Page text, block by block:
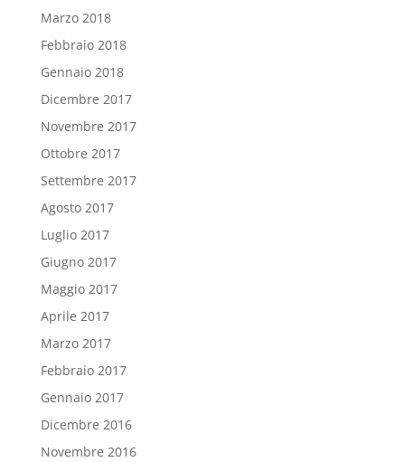
Marzo 2018
Febbraio 2018
Gennaio 2018
Dicembre 2017
Novembre 2017
Ottobre 2017
Settembre 2017
Agosto 2017
Luglio 2017
Giugno 2017
Maggio 2017
Aprile 2017
Marzo 2017
Febbraio 2017
Gennaio 2017
Dicembre 2016
Novembre 2016